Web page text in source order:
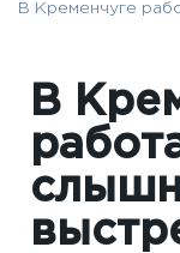
В Кременчуге
В